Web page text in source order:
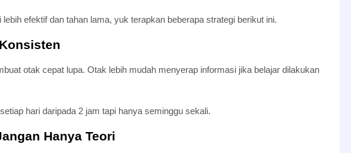
efektif dan tahan lama, yuk terapkan beberapa strategi berikut ini.
otak cepat lupa. Otak lebih mudah menyerap informasi jika belajar dilakukan
hari daripada 2 jam tapi hanya seminggu sekali.
Hanya Teori